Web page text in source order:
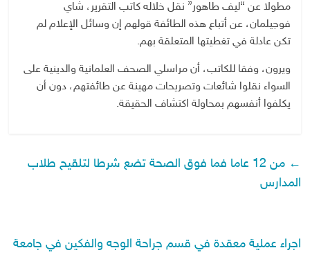
مطولا عن “ليف طاهور” نقل خلاله كاتب التقرير، شاي
فوجيلمان، عن أتباع هذه الطائفة قولهم إن وسائل الإعلام لم
تكن عادلة في تغطيتها المتعلقة بهم.
ويرون، وفقا للكاتب، أن مراسلي الصحف العلمانية والدينية على
السواء نقلوا شائعات وتصريحات مهينة عن طائفتهم، دون أن
يكلفوا أنفسهم بمحاولة اكتشاف الحقيقة.
←
من 12 عاما فما فوق الصحة تضع شرطا لتلقيح طلاب
المدارس
اجراء عملية معقدة في قسم جراحة الوجه والفكين في جامعة